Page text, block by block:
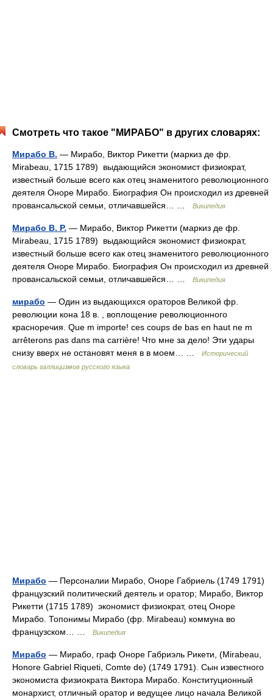
Смотреть что такое "МИРАБО" в других словарях:
Мирабо В. — Мирабо, Виктор Рикетти (маркиз де фр.
Mirabeau, 1715 1789) выдающийся экономист физиократ,
известный больше всего как отец знаменитого революционного
деятеля Оноре Мирабо. Биография Он происходил из древней
провансальской семьи, отличавшейся… …
Википедия
Мирабо В. Р. — Мирабо, Виктор Рикетти (маркиз де фр.
Mirabeau, 1715 1789) выдающийся экономист физиократ,
известный больше всего как отец знаменитого революционного
деятеля Оноре Мирабо. Биография Он происходил из древней
провансальской семьи, отличавшейся… …
Википедия
мирабо — Один из выдающихся ораторов Великой фр.
революции кона 18 в. , воплощение революционного
красноречия. Que m importe! ces coups de bas en haut ne m
arrêterons pas dans ma carrière! Что мне за дело! Эти удары
снизу вверх не остановят меня в в моем… …
Исторический
словарь галлицизмов русского языка
Мирабо — Персоналии Мирабо, Оноре Габриель (1749 1791)
французский политический деятель и оратор; Мирабо, Виктор
Рикетти (1715 1789) экономист физиократ, отец Оноре
Мирабо. Топонимы Мирабо (фр. Mirabeau) коммуна во
французском… …
Википедия
Мирабо — Мирабо, граф Оноре Габриэль Рикети, (Mirabeau,
Honore Gabriel Riqueti, Comte de) (1749 1791). Сын известного
экономиста физиократа Виктора Мирабо. Конституционный
монархист, отличный оратор и ведущее лицо начала Великой